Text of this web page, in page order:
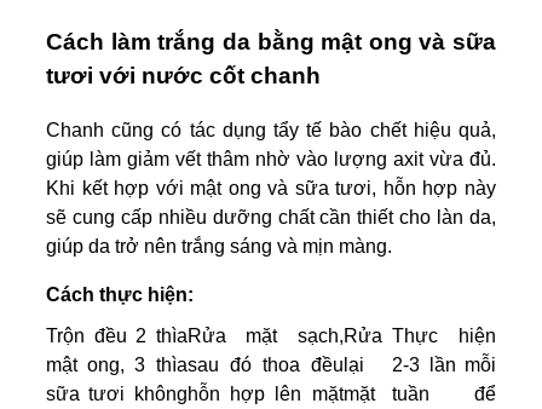
Cách làm trắng da bằng mật ong và sữa
tươi với nước cốt chanh
Chanh cũng có tác dụng tẩy tế bào chết hiệu quả,
giúp làm giảm vết thâm nhờ vào lượng axit vừa đủ.
Khi kết hợp với mật ong và sữa tươi, hỗn hợp này
sẽ cung cấp nhiều dưỡng chất cần thiết cho làn da,
giúp da trở nên trắng sáng và mịn màng.
Cách thực hiện:
Trộn đều 2 thìa
mật ong, 3 thìa
sữa tươi không
Rửa mặt sạch,
sau đó thoa đều
hỗn hợp lên mặt
Rửa
lại
mặt
Thực hiện
2-3 lần mỗi
tuần để